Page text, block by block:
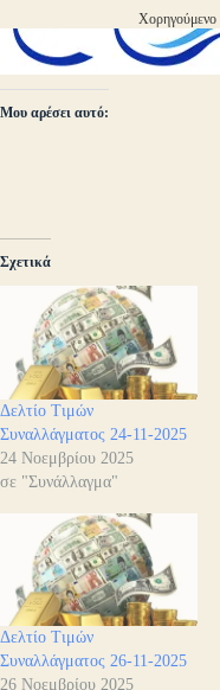
Χορηγούμενο
Μου αρέσει αυτό:
Σχετικά
Δελτίο Τιμών
Συναλλάγματος 24-11-2025
24 Νοεμβρίου 2025
σε "Συνάλλαγμα"
Δελτίο Τιμών
Συναλλάγματος 26-11-2025
26 Νοεμβρίου 2025